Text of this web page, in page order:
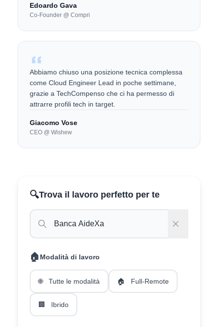
Edoardo Gava
Co-Founder @ Compri
Abbiamo chiuso una posizione tecnica complessa
come Cloud Engineer Lead in poche settimane,
grazie a TechCompenso che ci ha permesso di
attrarre profili tech in target.
Giacomo Vose
CEO @ Wishew
🔍Trova il lavoro perfetto per te
🏠 Modalità di lavoro
🌐 Tutte le modalità 🏠 Full-Remote
🏢 Ibrido